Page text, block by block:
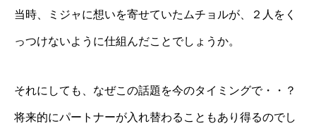
当時、ミジャに想いを寄せていたムチョルが、２人をく
っつけないように仕組んだことでしょうか。
それにしても、なぜこの話題を今のタイミングで・・？
将来的にパートナーが入れ替わることもあり得るのでし